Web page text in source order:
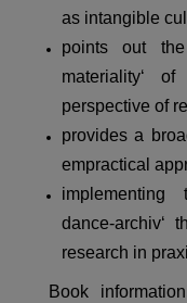
as intangible
points out
materiality‘
perspective of
provides a
empractical
implementing
dance-archiv‘
research in
Book